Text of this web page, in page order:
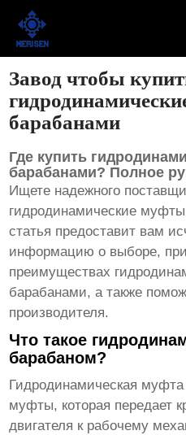
Главная
Новости
Оборудование завода
Контакты
О Нас
Завод чтобы
барабанами
Где купить
барабанами? Полное
Ищете надежного
гидродинамические
статья предоставит вам
информацию о выборе,
преимуществах
барабанами, а также
производителя.
Что такое
барабаном?
Гидродинамическая
муфты, которая передает
двигателя к рабочему